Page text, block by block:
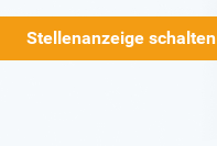
Stellenanzeige schalten